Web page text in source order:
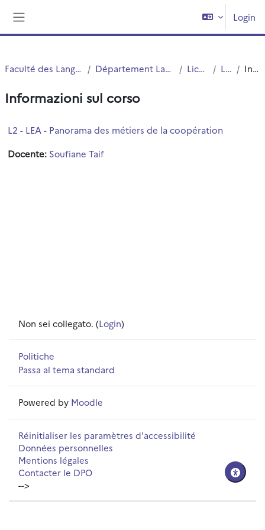
Login
Faculté des Langues Cultures et Sociétés (FLCS) Département Langues Etrangères Appliquées (LEA) Licences (cours) Licence 2 Introduzione
Informazioni sul corso
L2 - LEA - Panorama des métiers de la coopération
Docente: Soufiane Taif
Non sei collegato. (Login)
Politiche
Passa al tema standard
Powered by Moodle
Réinitialiser les paramètres d'accessibilité
Données personnelles
Mentions légales
Contacter le DPO
-->